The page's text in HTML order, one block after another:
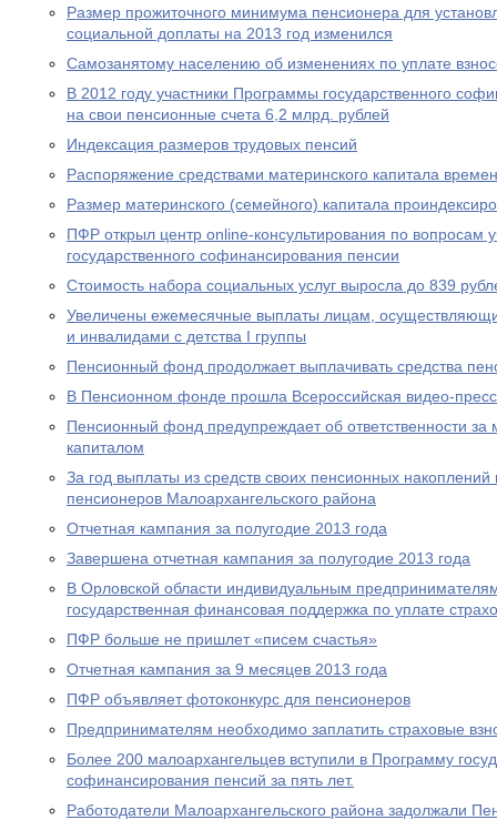
Размер прожиточного минимума пенсионера для
социальной доплаты на 2013 год изменился
Самозанятому населению об изменениях по уплате
В 2012 году участники Программы государственного
на свои пенсионные счета 6,2 млрд. рублей
Индексация размеров трудовых пенсий
Распоряжение средствами материнского капитала
Размер материнского (семейного) капитала
ПФР открыл центр online-консультирования по вопросам
государственного софинансирования пенсии
Стоимость набора социальных услуг выросла до 839
Увеличены ежемесячные выплаты лицам,
и инвалидами с детства I группы
Пенсионный фонд продолжает выплачивать средства
В Пенсионном фонде прошла Всероссийская видео-
Пенсионный фонд предупреждает об ответственности
капиталом
За год выплаты из средств своих пенсионных накоплений
пенсионеров Малоархангельского района
Отчетная кампания за полугодие 2013 года
Завершена отчетная кампания за полугодие 2013 года
В Орловской области индивидуальным
государственная финансовая поддержка по уплате
ПФР больше не пришлет «писем счастья»
Отчетная кампания за 9 месяцев 2013 года
ПФР объявляет фотоконкурс для пенсионеров
Предпринимателям необходимо заплатить страховые
Более 200 малоархангельцев вступили в Программу
софинансирования пенсий за пять лет.
Работодатели Малоархангельского района задолжали